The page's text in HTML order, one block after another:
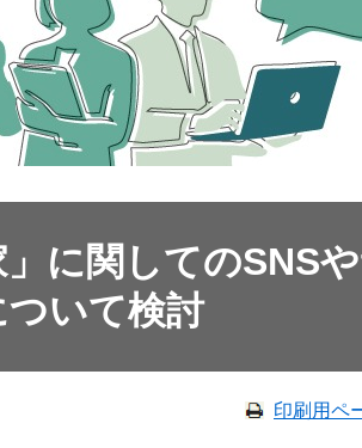
」に関してのSNS
いて検討
印刷用ペ